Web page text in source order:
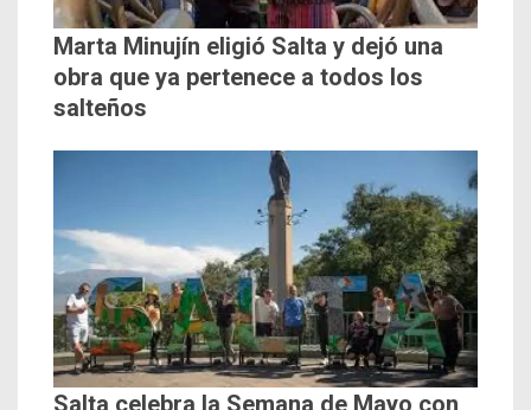
Marta Minujín eligió Salta y dejó una
obra que ya pertenece a todos los
salteños
Salta celebra la Semana de Mayo con